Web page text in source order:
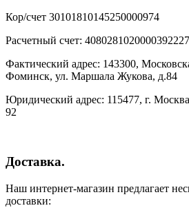
Кор/счет 30101810145250000974
Расчетный счет:
Фактический адрес: 143300,
Фоминск, ул. Маршала Жукова, д.84
Юридический адрес: 115477, г.
92
Доставка.
Наш интернет-магазин предлагает
доставки: